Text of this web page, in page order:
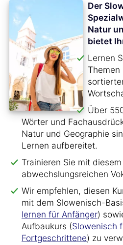
Der
Natur
bietet
Lernen
Über
Wörter und
Natur und Geographie
Lernen aufbereitet.
Trainieren Sie mit
abwechslungsreichen
Wir empfehlen, diesen
mit dem Slowenisch-
lernen für Anfänger)
Aufbaukurs (Slowenisch
Fortgeschrittene) zu